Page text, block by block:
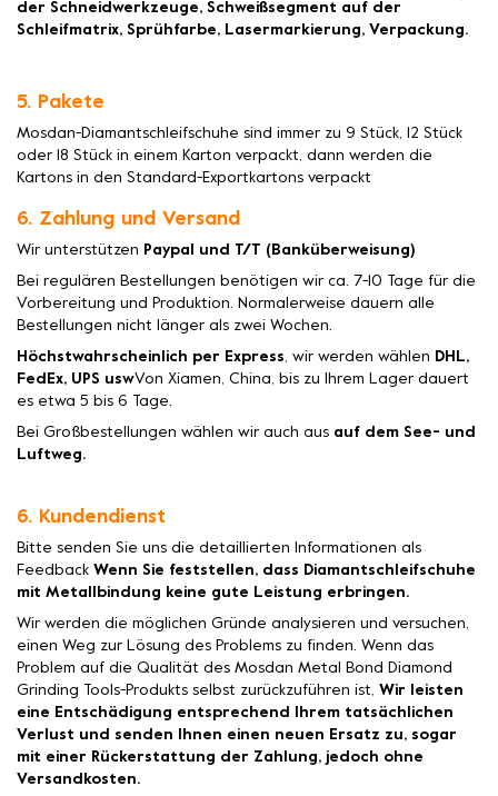
der Schneidwerkzeuge, Schweißsegment auf der
Schleifmatrix, Sprühfarbe, Lasermarkierung, Verpackung.
5. Pakete
Mosdan-Diamantschleifschuhe sind immer zu 9 Stück, 12 Stück
oder 18 Stück in einem Karton verpackt, dann werden die
Kartons in den Standard-Exportkartons verpackt
6. Zahlung und Versand
Wir unterstützen Paypal und T/T (Banküberweisung)
Bei regulären Bestellungen benötigen wir ca. 7-10 Tage für die
Vorbereitung und Produktion. Normalerweise dauern alle
Bestellungen nicht länger als zwei Wochen.
Höchstwahrscheinlich per Express , wir werden wählen DHL,
FedEx, UPS uswVon Xiamen, China, bis zu Ihrem Lager dauert
es etwa 5 bis 6 Tage.
Bei Großbestellungen wählen wir auch aus auf dem See- und
Luftweg.
6. Kundendienst
Bitte senden Sie uns die detaillierten Informationen als
Feedback Wenn Sie feststellen, dass Diamantschleifschuhe
mit Metallbindung keine gute Leistung erbringen.
Wir werden die möglichen Gründe analysieren und versuchen,
einen Weg zur Lösung des Problems zu finden. Wenn das
Problem auf die Qualität des Mosdan Metal Bond Diamond
Grinding Tools-Produkts selbst zurückzuführen ist, Wir leisten
eine Entschädigung entsprechend Ihrem tatsächlichen
Verlust und senden Ihnen einen neuen Ersatz zu, sogar
mit einer Rückerstattung der Zahlung, jedoch ohne
Versandkosten.